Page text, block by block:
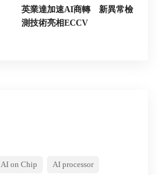
英業達加速AI商轉 新異常檢
測技術亮相ECCV
AI on Chip AI processor